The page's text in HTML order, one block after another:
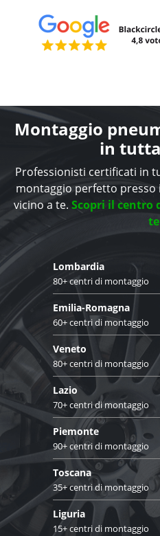
Montaggio
in
Professionisti certificati in
montaggio perfetto
vicino a te. Scopri il centro
te
Lombardia
80+ centri di montaggio
Emilia-Romagna
60+ centri di montaggio
Veneto
80+ centri di montaggio
Lazio
70+ centri di montaggio
Piemonte
90+ centri di montaggio
Toscana
35+ centri di montaggio
Liguria
15+ centri di montaggio